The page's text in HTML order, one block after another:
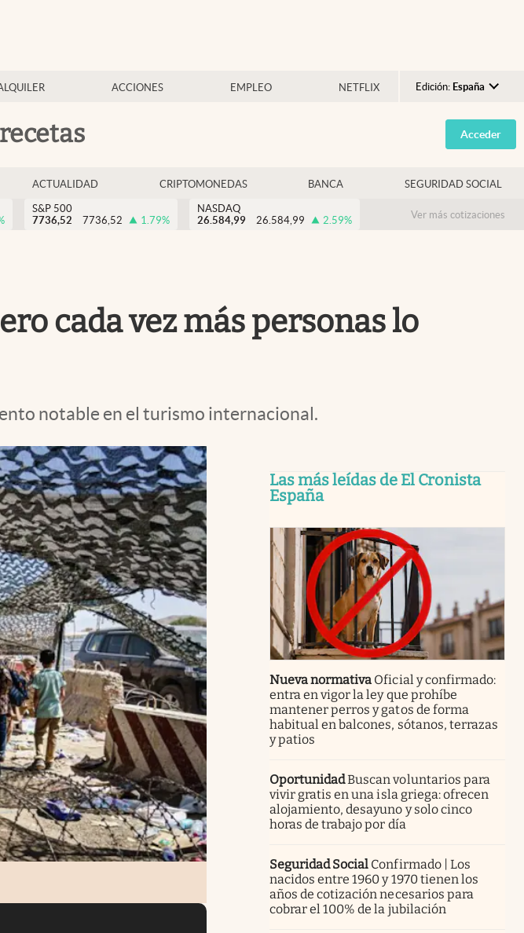
ACCIONES EMPLEO NETFLIX Edición: España
Argentina
España
USA
Colombia
Acceder
ACTUALIDAD CRIPTOMONEDAS BANCA SEGURIDAD SOCIAL
S&P 500
7736,52
7736,52 1.79%
NASDAQ
26.584,99
26.584,99 2.59% Ver más cotizaciones
cada vez más personas lo
notable en el turismo internacional.
Las más leídas de El Cronista
España
Nueva normativa Oficial y confirmado:
entra en vigor la ley que prohíbe
mantener perros y gatos de forma
habitual en balcones, sótanos, terrazas
y patios
OportunidadBuscan voluntarios para
vivir gratis en una isla griega: ofrecen
alojamiento, desayuno y solo cinco
horas de trabajo por día
Seguridad Social Confirmado | Los
nacidos entre 1960 y 1970 tienen los
años de cotización necesarios para
cobrar el 100% de la jubilación